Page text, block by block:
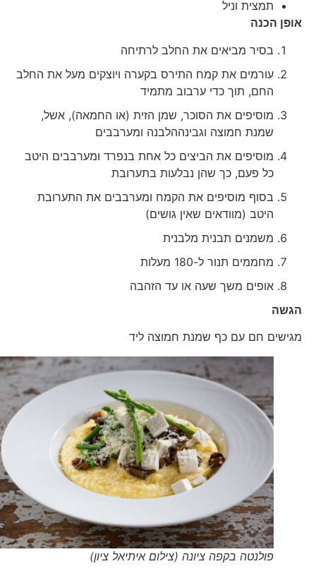
תמצית וניל
אופן הכנה
בסיר מביאים את החלב לרתיחה
עורמים את קמח התירס בקערה ויוצקים מעל את החלב
החם, תוך כדי ערבוב מתמיד
מוסיפים את הסוכר, שמן הזית (או החמאה), אשל,
שמנת חמוצה וגבינההלבנה ומערבבים
מוסיפים את הביצים כל אחת בנפרד ומערבבים היטב
כל פעם, כך שהן נבלעות בתערובת
בסוף מוסיפים את הקמח ומערבבים את התערובת
היטב (מוודאים שאין גושים)
משמנים תבנית מלבנית
מחממים תנור ל-180 מעלות
אופים משך שעה או עד הזהבה
הגשה
מגישים חם עם כף שמנת חמוצה ליד
פולנטה בקפה ציונה (צילום איתיאל ציון)